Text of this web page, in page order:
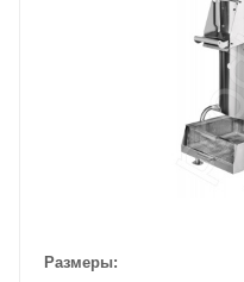
Размеры